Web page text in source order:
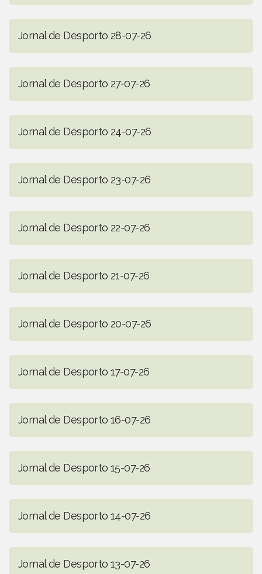
Jornal de Desporto 28-07-26
Jornal de Desporto 27-07-26
Jornal de Desporto 24-07-26
Jornal de Desporto 23-07-26
Jornal de Desporto 22-07-26
Jornal de Desporto 21-07-26
Jornal de Desporto 20-07-26
Jornal de Desporto 17-07-26
Jornal de Desporto 16-07-26
Jornal de Desporto 15-07-26
Jornal de Desporto 14-07-26
Jornal de Desporto 13-07-26